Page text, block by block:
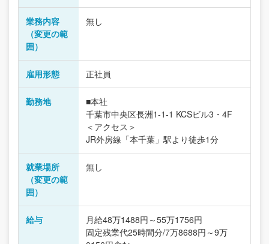
業務内容
（変更の範
囲）
無し
雇用形態 正社員
勤務地
■本社
千葉市中央区長洲1-1-1 KCSビル3・4F
＜アクセス＞
JR外房線「本千葉」駅より徒歩1分
就業場所
（変更の範
囲）
無し
給与
月給48万1488円～55万1756円
固定残業代25時間分/7万8688円～9万